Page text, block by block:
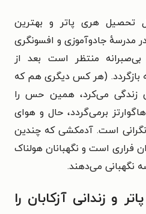
تحصیل هری پاتر و بهترین
مدرسه‌ٔ جادوآموزی و افسونگری
منتظر است بعد از
بازگردد. (هر کس دیگری هم که
زندگی می‌کرد، همین حس را
برمی‌گردد، حال و هوای
است. آدمکشی که چندین
فراری است و نگهبانان هولناک
نگهبانی می‌دهند.
و زندانی آزکابان را